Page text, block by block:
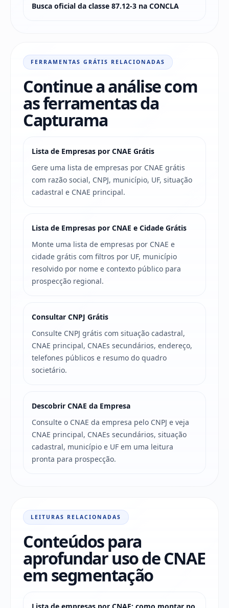
Busca oficial da classe 87.12-3 na CONCLA
FERRAMENTAS GRÁTIS RELACIONADAS
Continue a análise com
as ferramentas da
Capturama
Lista de Empresas por CNAE Grátis
Gere uma lista de empresas por CNAE grátis
com razão social, CNPJ, município, UF, situação
cadastral e CNAE principal.
Lista de Empresas por CNAE e Cidade Grátis
Monte uma lista de empresas por CNAE e
cidade grátis com filtros por UF, município
resolvido por nome e contexto público para
prospecção regional.
Consultar CNPJ Grátis
Consulte CNPJ grátis com situação cadastral,
CNAE principal, CNAEs secundários, endereço,
telefones públicos e resumo do quadro
societário.
Descobrir CNAE da Empresa
Consulte o CNAE da empresa pelo CNPJ e veja
CNAE principal, CNAEs secundários, situação
cadastral, município e UF em uma leitura
pronta para prospecção.
LEITURAS RELACIONADAS
Conteúdos para
aprofundar uso de CNAE
em segmentação